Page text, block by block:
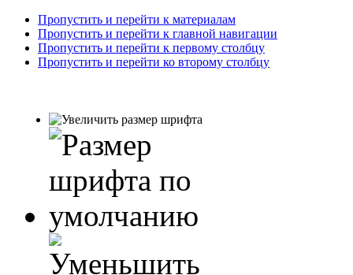
Пропустить и перейти к материалам
Пропустить и перейти к главной навигации
Пропустить и перейти к первому столбцу
Пропустить и перейти ко второму столбцу